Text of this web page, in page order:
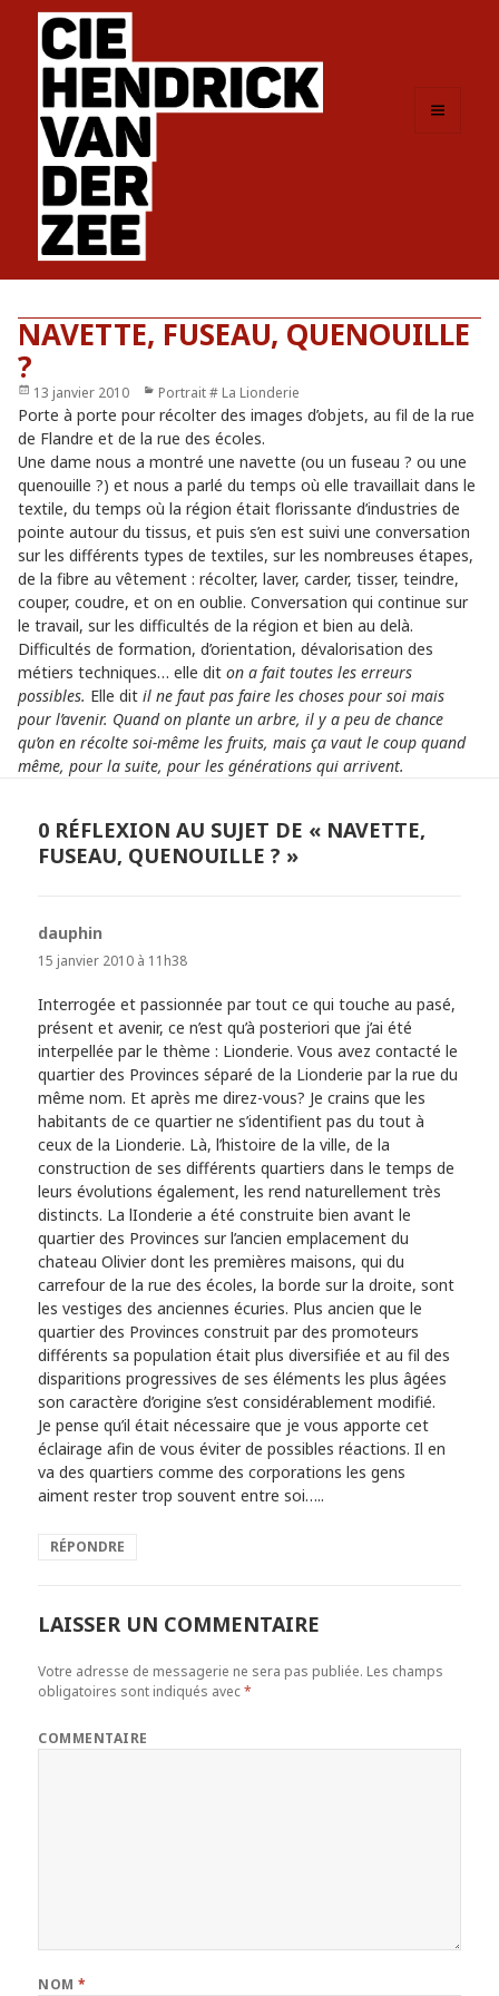
NAVETTE, FUSEAU, QUENOUILLE
?
Publié
le
13 janvier 2010 Catégories
Portrait # La Lionderie
Porte à porte pour récolter des images d’objets, au fil de la rue
de Flandre et de la rue des écoles.
Une dame nous a montré une navette (ou un fuseau ? ou une
quenouille ?) et nous a parlé du temps où elle travaillait dans le
textile, du temps où la région était florissante d’industries de
pointe autour du tissus, et puis s’en est suivi une conversation
sur les différents types de textiles, sur les nombreuses étapes,
de la fibre au vêtement : récolter, laver, carder, tisser, teindre,
couper, coudre, et on en oublie. Conversation qui continue sur
le travail, sur les difficultés de la région et bien au delà.
Difficultés de formation, d’orientation, dévalorisation des
métiers techniques… elle dit on a fait toutes les erreurs
possibles. Elle ditil ne faut pas faire les choses pour soi mais
pour l’avenir. Quand on plante un arbre, il y a peu de chance
qu’on en récolte soi-même les fruits, mais ça vaut le coup quand
même, pour la suite, pour les générations qui arrivent.
0 RÉFLEXION AU SUJET DE « NAVETTE,
FUSEAU, QUENOUILLE ? »
dauphin
15 janvier 2010 à 11h38
Interrogée et passionnée par tout ce qui touche au pasé,
présent et avenir, ce n’est qu’à posteriori que j’ai été
interpellée par le thème : Lionderie. Vous avez contacté le
quartier des Provinces séparé de la Lionderie par la rue du
même nom. Et après me direz-vous? Je crains que les
habitants de ce quartier ne s’identifient pas du tout à
ceux de la Lionderie. Là, l’histoire de la ville, de la
construction de ses différents quartiers dans le temps de
leurs évolutions également, les rend naturellement très
distincts. La lIonderie a été construite bien avant le
quartier des Provinces sur l’ancien emplacement du
chateau Olivier dont les premières maisons, qui du
carrefour de la rue des écoles, la borde sur la droite, sont
les vestiges des anciennes écuries. Plus ancien que le
quartier des Provinces construit par des promoteurs
différents sa population était plus diversifiée et au fil des
disparitions progressives de ses éléments les plus âgées
son caractère d’origine s’est considérablement modifié.
Je pense qu’il était nécessaire que je vous apporte cet
éclairage afin de vous éviter de possibles réactions. Il en
va des quartiers comme des corporations les gens
aiment rester trop souvent entre soi…..
RÉPONDRE
LAISSER UN COMMENTAIRE
Votre adresse de messagerie ne sera pas publiée. Les champs
obligatoires sont indiqués avec*
COMMENTAIRE
NOM*